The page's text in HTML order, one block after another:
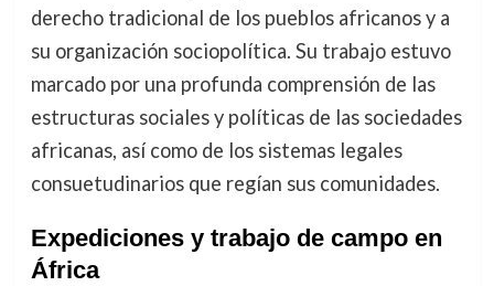
derecho tradicional de los pueblos africanos y a
su organización sociopolítica. Su trabajo estuvo
marcado por una profunda comprensión de las
estructuras sociales y políticas de las sociedades
africanas, así como de los sistemas legales
consuetudinarios que regían sus comunidades.
Expediciones y trabajo de campo en
África